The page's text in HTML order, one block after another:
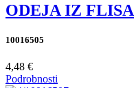
ODEJA IZ FLISA
10016505
4,48 €
Podrobnosti